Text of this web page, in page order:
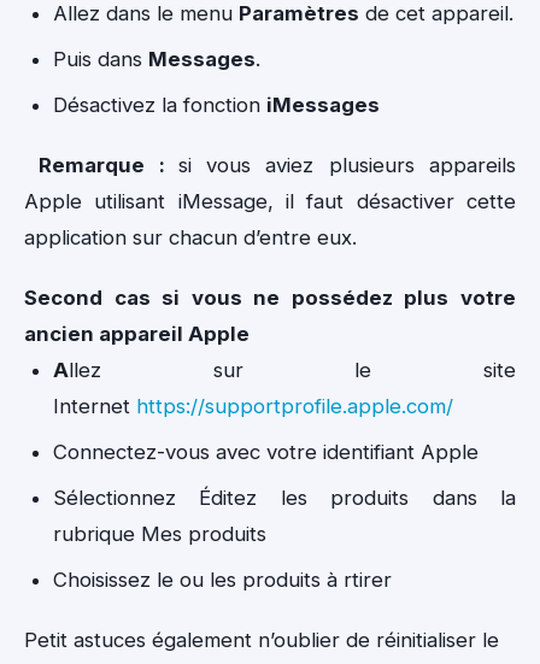
Allez dans le menu Paramètres de cet appareil.
Puis dans Messages.
Désactivez la fonction iMessages
Remarque : si vous aviez plusieurs appareils
Apple utilisant iMessage, il faut désactiver cette
application sur chacun d’entre eux.
Second cas si vous ne possédez plus votre
ancien appareil Apple
Allez sur le site
Internet https://supportprofile.apple.com/
Connectez-vous avec votre identifiant Apple
Sélectionnez Éditez les produits dans la
rubrique Mes produits
Choisissez le ou les produits à rtirer
Petit astuces également n’oublier de réinitialiser le